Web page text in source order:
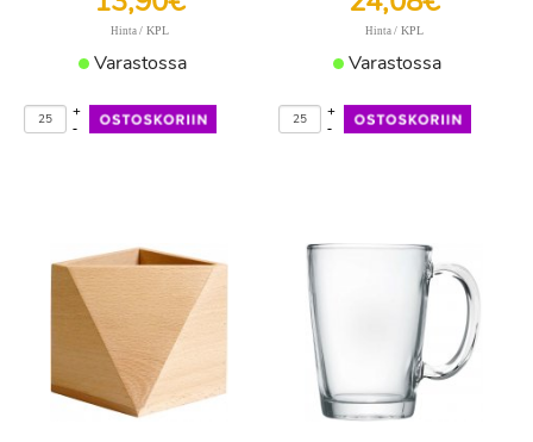
Hinta / KPL
Varastossa
-
+
Hinta / KPL
Varastossa
-
+